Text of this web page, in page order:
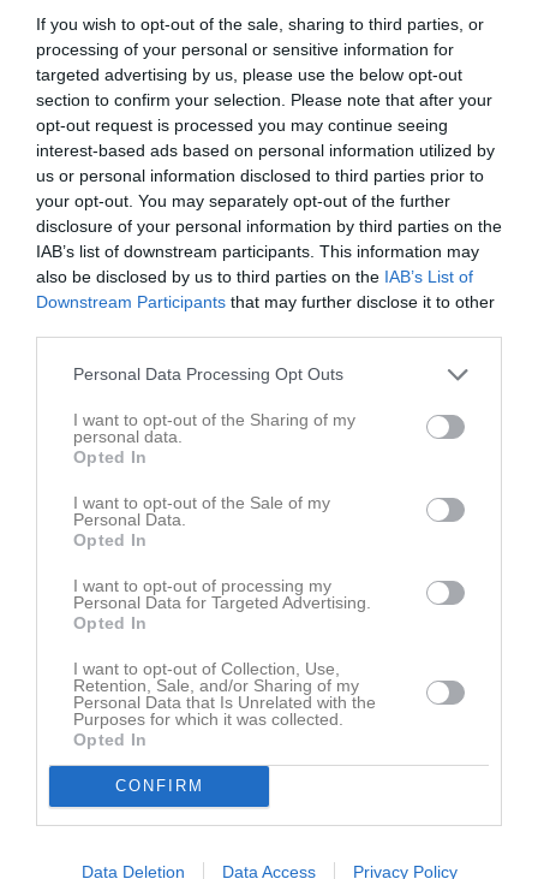
If you wish to opt-out of the sale, sharing to third parties, or
processing of your personal or sensitive information for
targeted advertising by us, please use the below opt-out
section to confirm your selection. Please note that after your
opt-out request is processed you may continue seeing
interest-based ads based on personal information utilized by
us or personal information disclosed to third parties prior to
your opt-out. You may separately opt-out of the further
disclosure of your personal information by third parties on the
IAB’s list of downstream participants. This information may
also be disclosed by us to third parties on the IAB’s List of
Downstream Participants that may further disclose it to other
Personal Data Processing Opt Outs
I want to opt-out of the Sharing of my
personal data.
Opted In
I want to opt-out of the Sale of my
Personal Data.
Opted In
I want to opt-out of processing my
Personal Data for Targeted Advertising.
Opted In
I want to opt-out of Collection, Use,
Retention, Sale, and/or Sharing of my
Personal Data that Is Unrelated with the
Purposes for which it was collected.
Opted In
CONFIRM
Data Deletion Data Access Privacy Policy
Senast uppladdade video
Ingen video uppladdad
Senast uppdaterade album
Inget album finns skapat
Logga in som administratör och skapa ert första album
På gång Kalender
Inga kommande aktiviteter